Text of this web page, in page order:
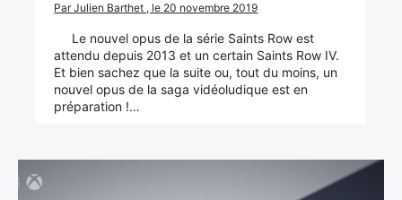
Par Julien Barthet , le 20 novembre 2019
Le nouvel opus de la série Saints Row est
attendu depuis 2013 et un certain Saints Row IV.
Et bien sachez que la suite ou, tout du moins, un
nouvel opus de la saga vidéoludique est en
préparation !…